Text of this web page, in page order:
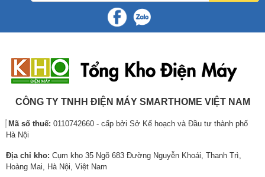
Độ sáng hoàn hảo dù ngày hay đêm
Adaptive Light Sensor – Công nghệ cảm biến ánh sáng tự động điều
chỉnh mức độ sáng để cải thiện hình ảnh bằng cách theo dõi ánh sáng
xung quanh trong môi trường của bạn. Bằng cách này, bạn có thể trải
nghiệm ngay cả những màu đen đậm nhất vào ban đêm và những màu
60Hz
Công nghệ hình ảnh:
Local Dimming
Adaptive Light Sensor
HLG
AI Sports Mode
AI Picture
:
1
5
7
,
6
0
0
t
i
à
7
,
9
7
l
à
:
,
2
,
0
ệ
n
t
l
1
9
:
,
2
0
0
t
i
l
:
,
CÔNG TY TNHH ĐIỆN MÁY SMARTHOME VIỆT NAM
Mã số thuế: 0110742660 - cấp bởi Sở Kế hoạch và Đầu tư thành phố
Hà Nội
Địa chỉ kho: Cụm kho 35 Ngõ 683 Đường Nguyễn Khoái, Thanh Trì,
Hoàng Mai, Hà Nội, Việt Nam